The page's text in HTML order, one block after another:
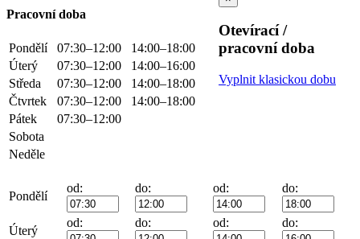
Pracovní doba
Pondělí 07:30–12:00
14:00–18:00
Úterý
07:30–12:00
14:00–16:00
Středa
07:30–12:00
14:00–18:00
Čtvrtek
07:30–12:00
14:00–18:00
Pátek
07:30–12:00
Sobota
Neděle
Otevírací /
pracovní doba
Vyplnit klasickou dobu
Pondělí
od: do: od: do:
Úterý
od: do: od: do: